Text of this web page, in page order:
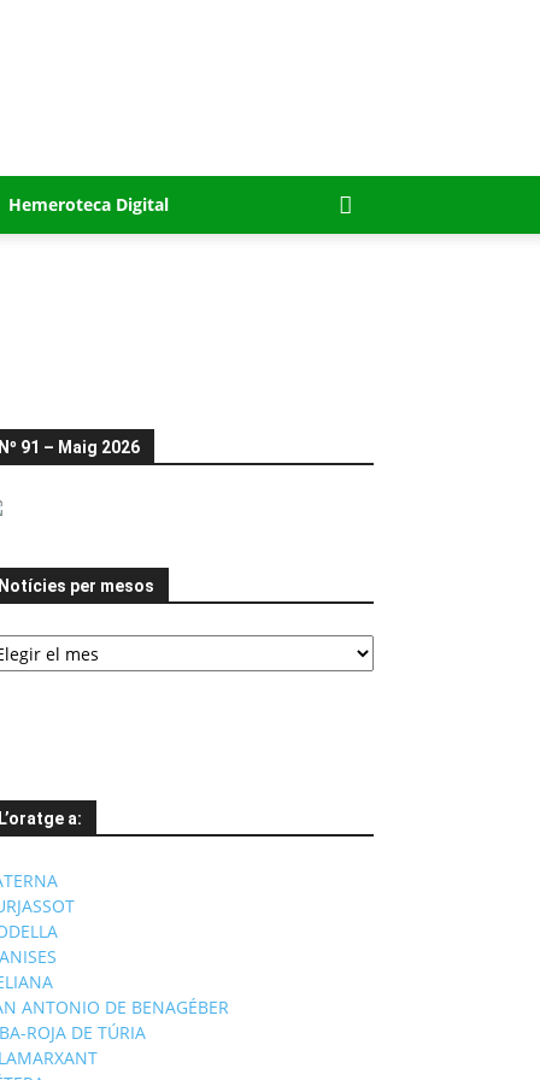
Hemeroteca Digital
Nº 91 – Maig 2026
Notícies per mesos
L’oratge a:
ANTONIO DE BENAGÉBER
ROJA DE TÚRIA